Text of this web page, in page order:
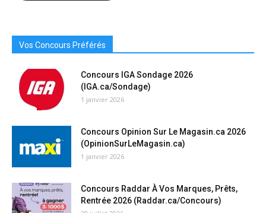
Vos Concours Préférés
Concours IGA Sondage 2026
(IGA.ca/Sondage)
1 janvier 2026
Concours Opinion Sur Le Magasin.ca 2026
(OpinionSurLeMagasin.ca)
1 janvier 2026
Concours Raddar À Vos Marques, Prêts,
Rentrée 2026 (Raddar.ca/Concours)